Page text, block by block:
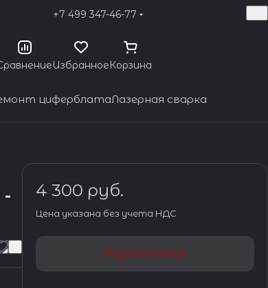
+7 499 347-46-77
ИзбранноеКорзина
циферблатаЛазерная сварка
-
4 300 руб.
Цена указана без учета НДС
Подписаться